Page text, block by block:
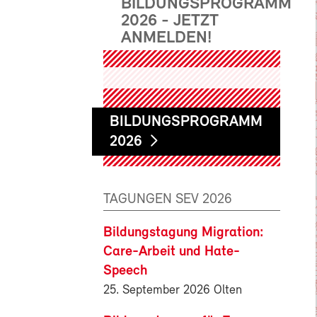
BILDUNGSPROGRAMM
2026 - JETZT
ANMELDEN!
BILDUNGSPROGRAMM
2026
TAGUNGEN SEV 2026
Bildungstagung Migration:
Care-Arbeit und Hate-
Speech
25. September 2026 Olten